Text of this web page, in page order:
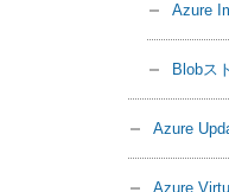
Azure
Blobス
Azure
Azure